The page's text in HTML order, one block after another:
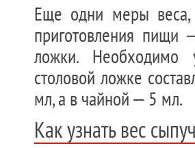
Еще одни меры веса,
приготовления пищи
ложки. Необходимо
столовой ложке
мл, а в чайной – 5 мл.
Как узнать вес